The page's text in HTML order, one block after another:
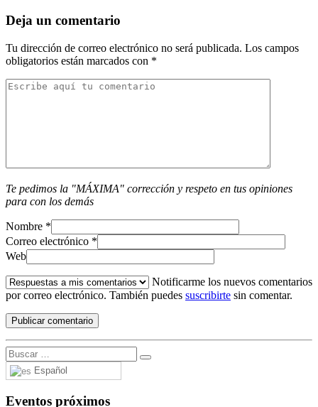
Deja un comentario
Tu dirección de correo electrónico no será publicada. Los campos
obligatorios están marcados con *
Te pedimos la "MÁXIMA" corrección y respeto en tus opiniones
para con los demás
Nombre *
Correo electrónico *
Web
Notificarme los nuevos comentarios
por correo electrónico. También puedes suscribirte sin comentar.
Español
Eventos próximos